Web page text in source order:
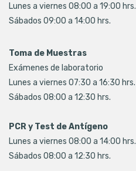
Lunes a viernes 08:00 a 19:00 hrs.
Sábados 09:00 a 14:00 hrs.
Toma de Muestras
Exámenes de laboratorio
Lunes a viernes 07:30 a 16:30 hrs.
Sábados 08:00 a 12:30 hrs.
PCR y Test de Antígeno
Lunes a viernes 08:00 a 14:00 hrs.
Sábados 08:00 a 12:30 hrs.